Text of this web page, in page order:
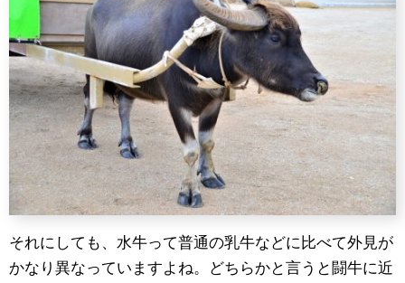
それにしても、水牛って普通の乳牛などに比べて外見が
かなり異なっていますよね。どちらかと言うと闘牛に近